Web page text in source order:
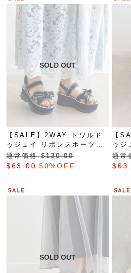
【SALE】2WAY トワルド
ゥジュイ リボンスポーツサ
ンダル
通常価格 $‌130.00
$‌63.00 50%OFF
【
ゥジ
ンダ
通常